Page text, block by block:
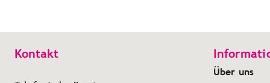
Kontakt
Über uns